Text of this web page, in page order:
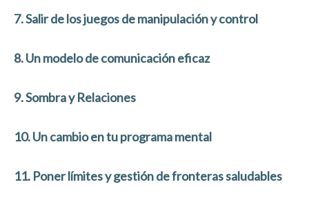
7. Salir de los juegos de manipulación y control
8. Un modelo de comunicación eficaz
9. Sombra y Relaciones
10. Un cambio en tu programa mental
11. Poner límites y gestión de fronteras saludables